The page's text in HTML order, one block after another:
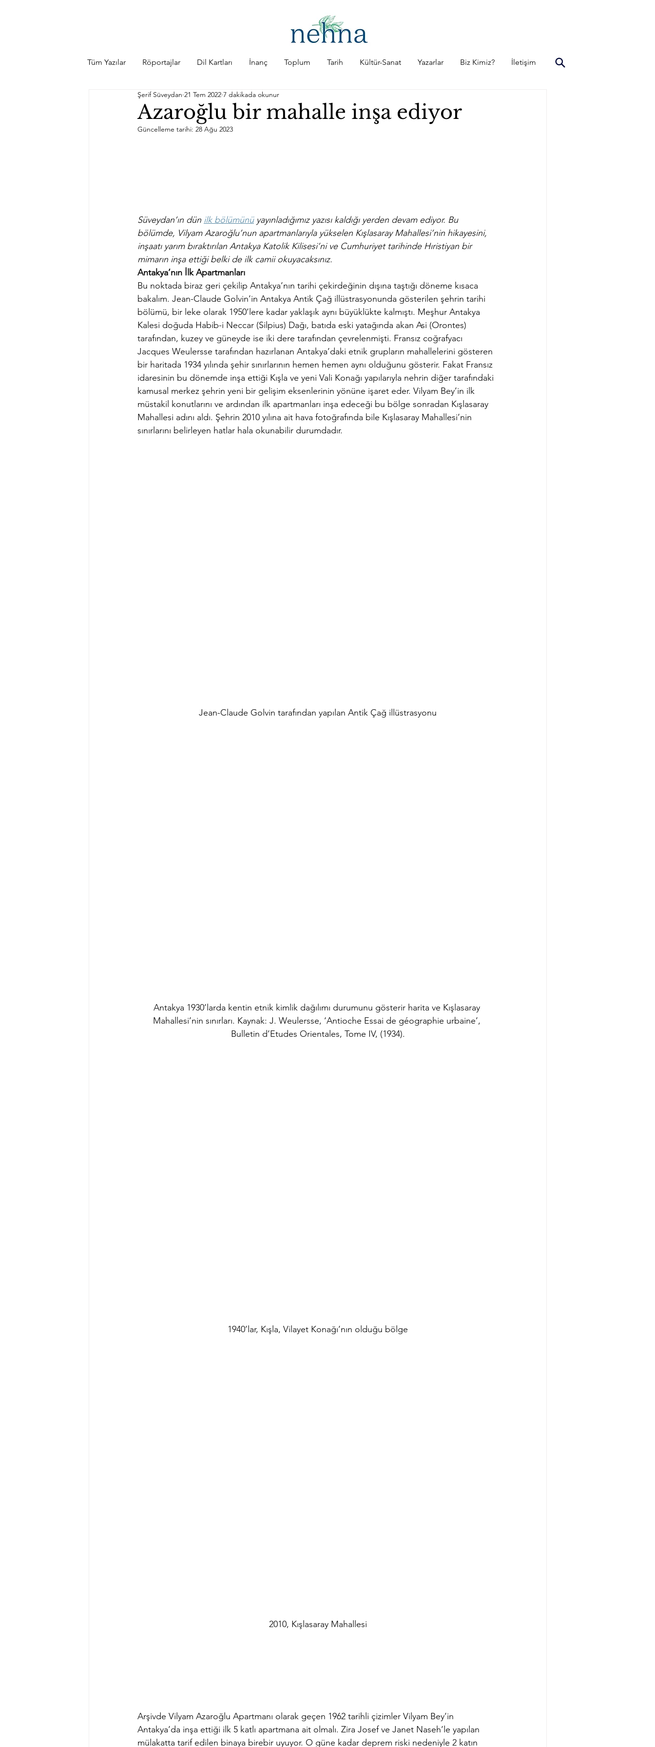
Tüm Yazılar Röportajlar Dil Kartları İnanç Toplum Tarih Kültür-Sanat Yazarlar Biz Kimiz? İletişim
Azaroğlu bir mahalle inşa ediyor
Şerif Süveydan 21 Tem 2022 7 dakikada okunur
Güncelleme tarihi: 28 Ağu 2023
Süveydan’ın dün ilk bölümünü yayınladığımız yazısı kaldığı yerden devam ediyor. Bu
bölümde, Vilyam Azaroğlu’nun apartmanlarıyla yükselen Kışlasaray Mahallesi’nin hikayesini,
inşaatı yarım bıraktırılan Antakya Katolik Kilisesi’ni ve Cumhuriyet tarihinde Hıristiyan bir
mimarın inşa ettiği belki de ilk camii okuyacaksınız.
Antakya’nın İlk Apartmanları
Bu noktada biraz geri çekilip Antakya’nın tarihi çekirdeğinin dışına taştığı döneme kısaca
bakalım. Jean-Claude Golvin’in Antakya Antik Çağ illüstrasyonunda gösterilen şehrin tarihi
bölümü, bir leke olarak 1950’lere kadar yaklaşık aynı büyüklükte kalmıştı. Meşhur Antakya
Kalesi doğuda Habib-i Neccar (Silpius) Dağı, batıda eski yatağında akan Asi (Orontes)
tarafından, kuzey ve güneyde ise iki dere tarafından çevrelenmişti. Fransız coğrafyacı
Jacques Weulersse tarafından hazırlanan Antakya’daki etnik grupların mahallelerini gösteren
bir haritada 1934 yılında şehir sınırlarının hemen hemen aynı olduğunu gösterir. Fakat Fransız
idaresinin bu dönemde inşa ettiği Kışla ve yeni Vali Konağı yapılarıyla nehrin diğer tarafındaki
kamusal merkez şehrin yeni bir gelişim eksenlerinin yönüne işaret eder. Vilyam Bey’in ilk
müstakil konutlarını ve ardından ilk apartmanları inşa edeceği bu bölge sonradan Kışlasaray
Mahallesi adını aldı. Şehrin 2010 yılına ait hava fotoğrafında bile Kışlasaray Mahallesi’nin
sınırlarını belirleyen hatlar hala okunabilir durumdadır.
Jean-Claude Golvin tarafından yapılan Antik Çağ illüstrasyonu
Antakya 1930’larda kentin etnik kimlik dağılımı durumunu gösterir harita ve Kışlasaray
Mahallesi’nin sınırları. Kaynak: J. Weulersse, ‘Antioche Essai de géographie urbaine’,
Bulletin d’Etudes Orientales, Tome IV, (1934).
1940’lar, Kışla, Vilayet Konağı’nın olduğu bölge
2010, Kışlasaray Mahallesi
Arşivde Vilyam Azaroğlu Apartmanı olarak geçen 1962 tarihli çizimler Vilyam Bey’in
Antakya’da inşa ettiği ilk 5 katlı apartmana ait olmalı. Zira Josef ve Janet Naseh’le yapılan
mülakatta tarif edilen binaya birebir uyuyor. O güne kadar deprem riski nedeniyle 2 katın